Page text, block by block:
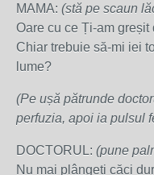
MAMA: (stă pe scaun
Oare cu ce Ți-am
Chiar trebuie să-mi iei
lume?
(Pe ușă pătrunde
perfuzia, apoi ia pulsul
DOCTORUL: (pune
Nu mai plângeți căci